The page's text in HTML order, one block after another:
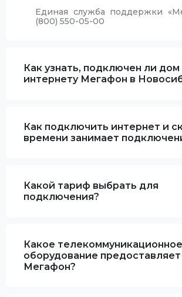
Единая служба поддержки
(800) 550-05-00
Как узнать, подключен ли дом
интернету Мегафон в
Как подключить интернет и
времени занимает
Какой тариф выбрать для
подключения?
Какое телекоммуникационное
оборудование предоставляет
Мегафон?